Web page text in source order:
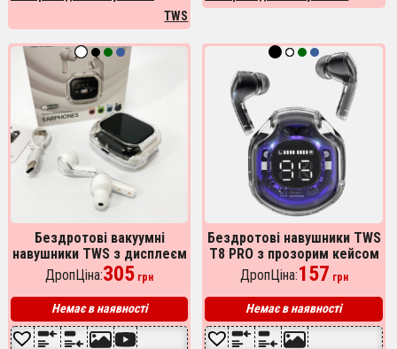
TWS
Бездротові вакуумні
навушники TWS з дисплеєм
LED, вологозахист IPx4
Bluetooth 5.4 з кейсом.
Колір: білий
ДропЦіна:305 грн
Немає в наявності
Бездротові навушники TWS
T8 PRO з прозорим кейсом
Вакуумний LED дисплей
Bluetooth 5.3. Колір: чорний
ДропЦіна:157 грн
Немає в наявності